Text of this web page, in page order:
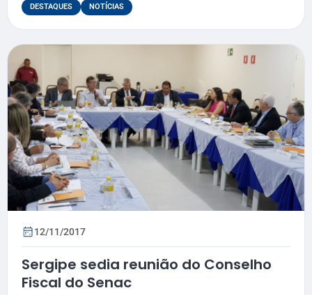
DESTAQUES NOTÍCIAS
12/11/2017
Sergipe sedia reunião do Conselho
Fiscal do Senac